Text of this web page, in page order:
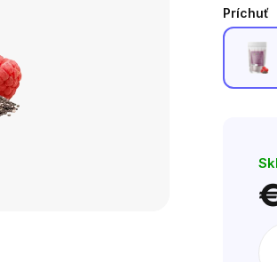
Príchuť